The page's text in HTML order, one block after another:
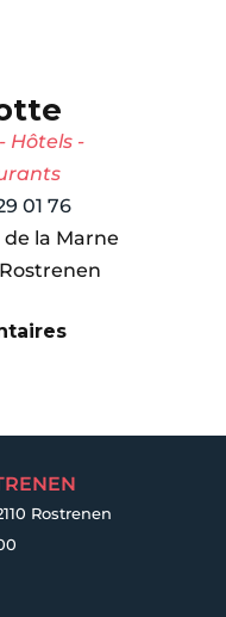
Hôtels -
01 76
la Marne
Rostrenen
Rostrenen